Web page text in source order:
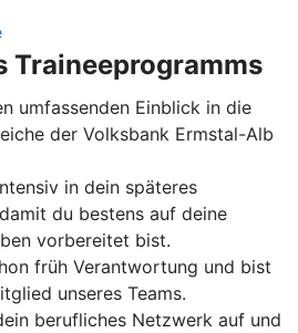
Traineeprogramms
umfassenden Einblick in die
der Volksbank Ermstal-Alb
in dein späteres
du bestens auf deine
vorbereitet bist.
früh Verantwortung und bist
unseres Teams.
berufliches Netzwerk auf und